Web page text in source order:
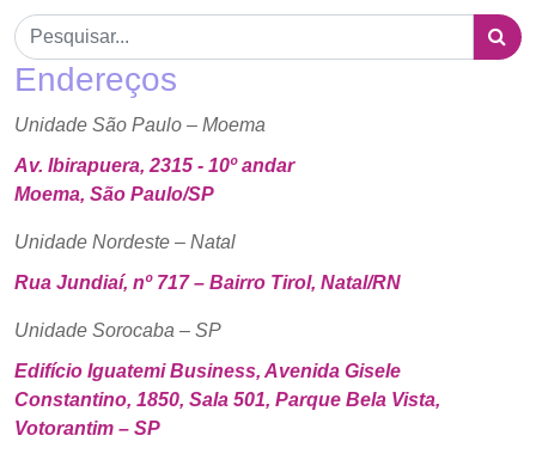
Endereços
Unidade São Paulo – Moema
Av. Ibirapuera, 2315 - 10º andar
Moema, São Paulo/SP
Unidade Nordeste – Natal
Rua Jundiaí, nº 717 – Bairro Tirol, Natal/RN
Unidade Sorocaba – SP
Edifício Iguatemi Business, Avenida Gisele
Constantino, 1850, Sala 501, Parque Bela Vista,
Votorantim – SP